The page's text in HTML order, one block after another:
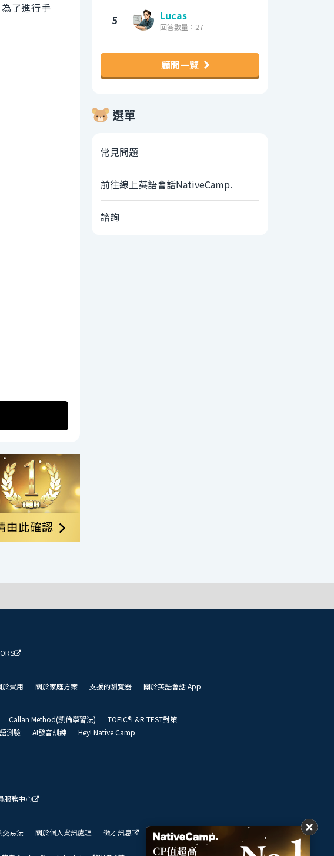
了進行手
5 Lucas
回答數量：27
顧問一覽
選單
常見問題
前往線上英語會話NativeCamp.
諮詢
於費用 關於家庭方案 支援的瀏覽器 關於英語會話 App
Callan Method(凱倫學習法)
TOEIC®L&R TEST對策
測驗 AI發音訓練 Hey! Native Camp
服務中心
交易法 關於個人資訊處理 徵才訊息 我們的展望